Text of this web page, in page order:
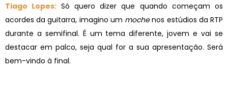
Tiago Lopes: Só quero dizer que quando começam os
acordes da guitarra, imagino um mochenos estúdios da RTP
durante a semifinal. É um tema diferente, jovem e vai se
destacar em palco, seja qual for a sua apresentação. Será
bem-vindo à final.